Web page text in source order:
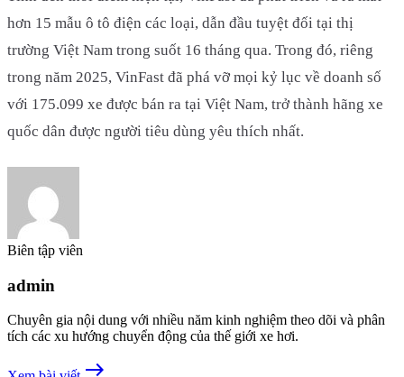
hơn 15 mẫu ô tô điện các loại, dẫn đầu tuyệt đối tại thị
trường Việt Nam trong suốt 16 tháng qua. Trong đó, riêng
trong năm 2025, VinFast đã phá vỡ mọi kỷ lục về doanh số
với 175.099 xe được bán ra tại Việt Nam, trở thành hãng xe
quốc dân được người tiêu dùng yêu thích nhất.
Biên tập viên
admin
Chuyên gia nội dung với nhiều năm kinh nghiệm theo dõi và phân
tích các xu hướng chuyển động của thế giới xe hơi.
east